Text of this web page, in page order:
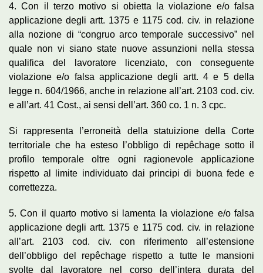
4. Con il terzo motivo si obietta la violazione e/o falsa
applicazione degli artt. 1375 e 1175 cod. civ. in relazione
alla nozione di “congruo arco temporale successivo” nel
quale non vi siano state nuove assunzioni nella stessa
qualifica del lavoratore licenziato, con conseguente
violazione e/o falsa applicazione degli artt. 4 e 5 della
legge n. 604/1966, anche in relazione all’art. 2103 cod. civ.
e all’art. 41 Cost., ai sensi dell’art. 360 co. 1 n. 3 cpc.
Si rappresenta l’erroneità della statuizione della Corte
territoriale che ha esteso l’obbligo di repêchage sotto il
profilo temporale oltre ogni ragionevole applicazione
rispetto al limite individuato dai principi di buona fede e
correttezza.
5. Con il quarto motivo si lamenta la violazione e/o falsa
applicazione degli artt. 1375 e 1175 cod. civ. in relazione
all’art. 2103 cod. civ. con riferimento all’estensione
dell’obbligo del repêchage rispetto a tutte le mansioni
svolte dal lavoratore nel corso dell’intera durata del